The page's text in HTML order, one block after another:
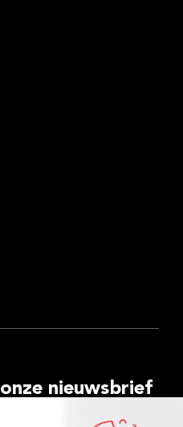
nieuwsbrief